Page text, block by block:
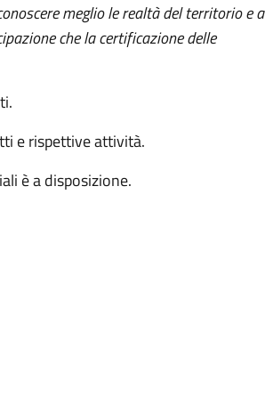
meglio le realtà del territorio e a
che la certificazione delle
e rispettive attività.
è a disposizione.